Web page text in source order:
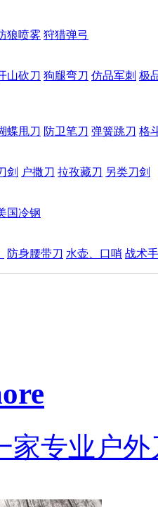
狼喷雾 狩猎弹弓
山砍刀 狗腿弯刀 仿品军刺 极
蝶甩刀 防卫笔刀 弹簧跳刀 格
剑 户撒刀 拉孜藏刀 另类刀剑
国冷钢
防身腰带刀 水壶、口哨 战术
家专业户